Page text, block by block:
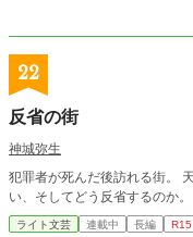
22
反省の街
神城弥生
犯罪者が死んだ後訪れる街。 天国と地獄の一歩手前の街。 此処で人々は何を想
い、そしてどう反省するのか。
ライト文芸 連載中 長編 R15